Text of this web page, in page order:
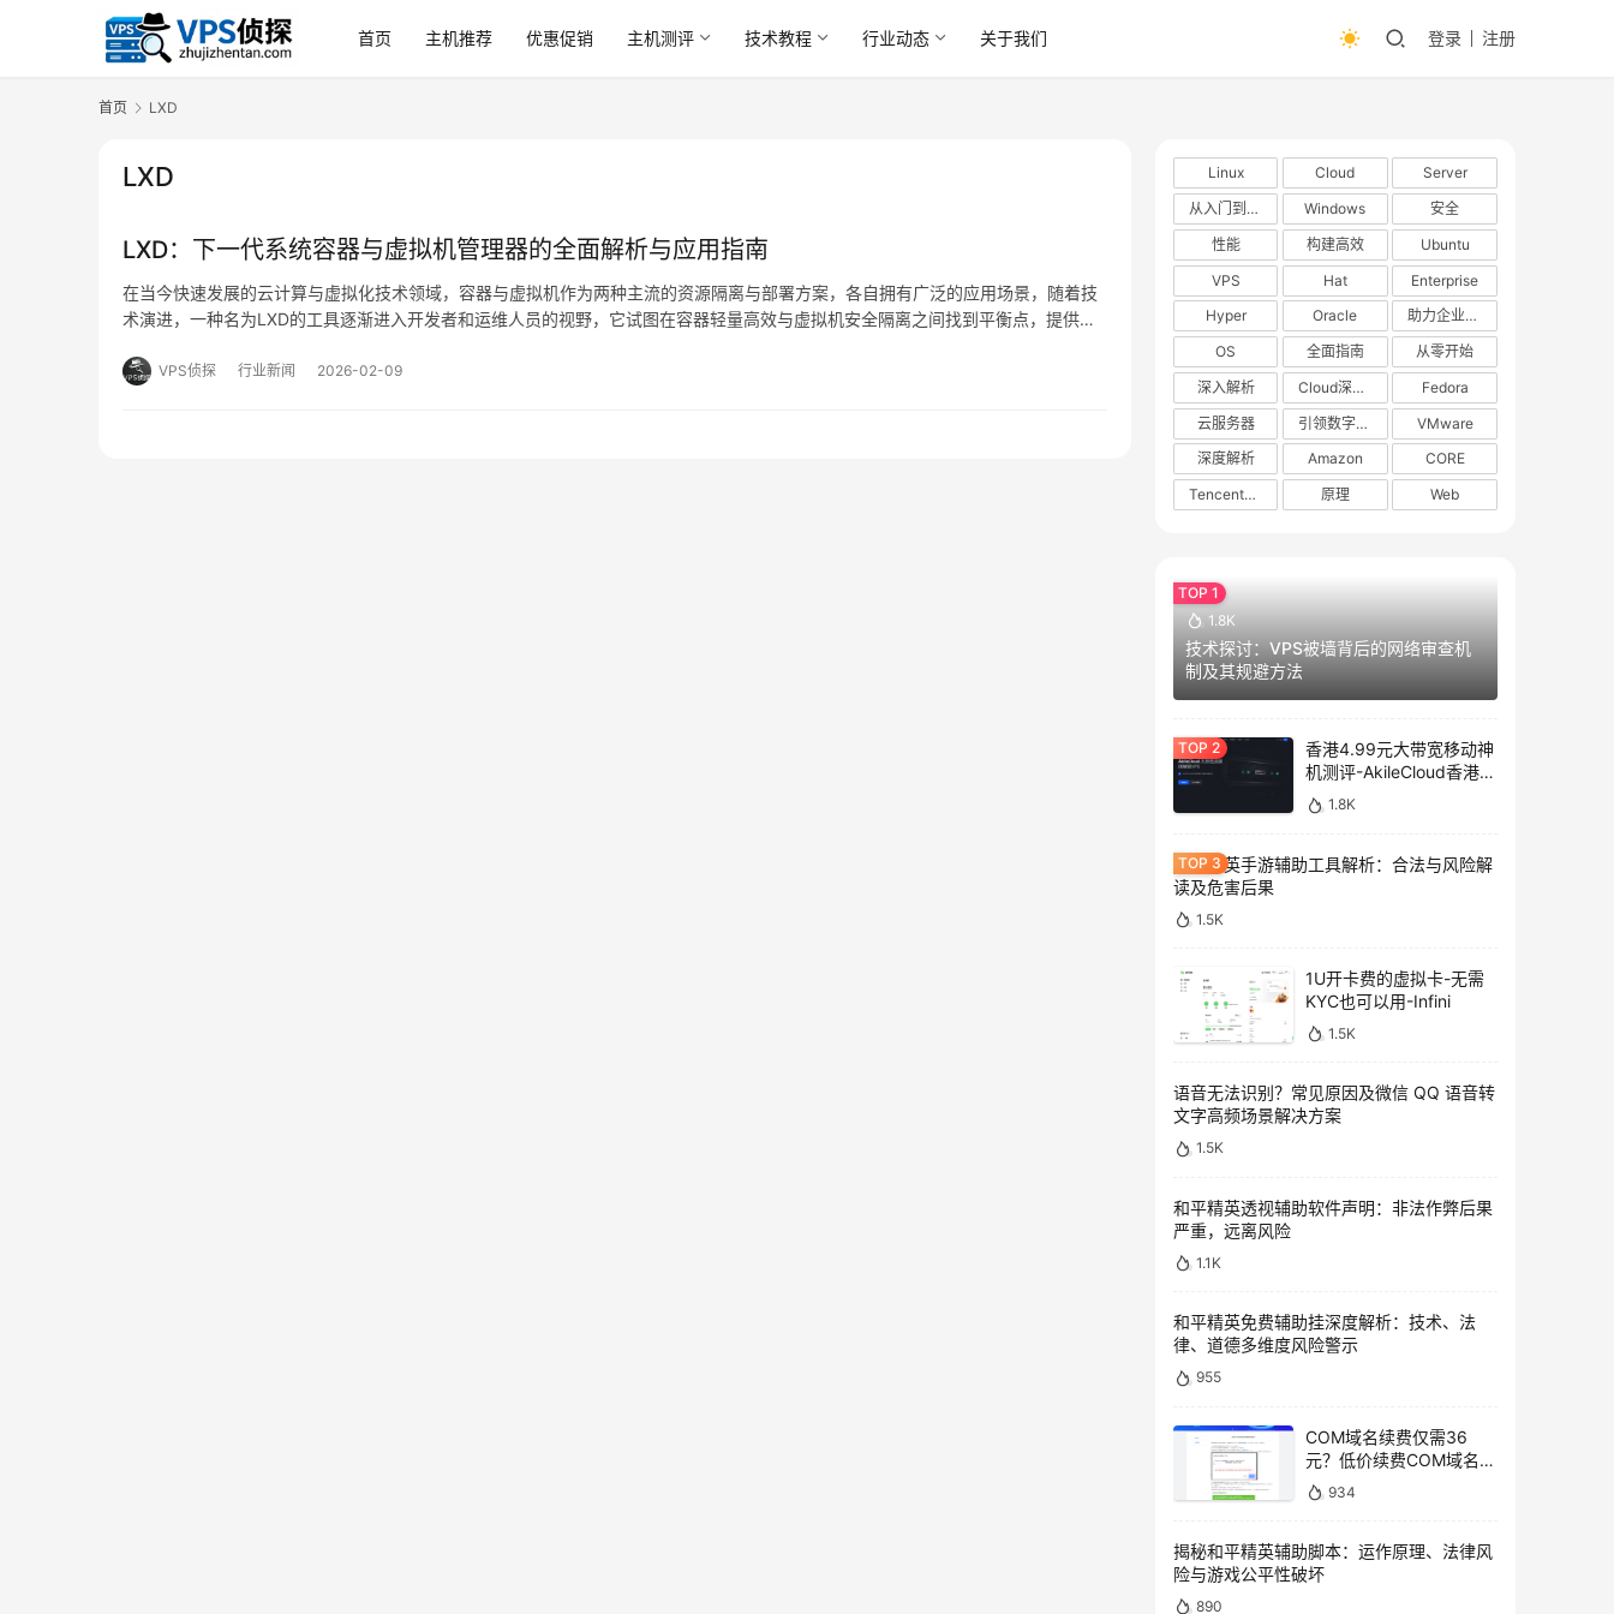
首页 主机推荐 优惠促销 主机测评 技术教程 行业动态 关于我们 登录 注册
首页 LXD
LXD
LXD：下一代系统容器与虚拟机管理器的全面解析与应用指南
在当今快速发展的云计算与虚拟化技术领域，容器与虚拟机作为两种主流的资源隔离与部署方案，各自拥有广泛的应用场景，随着技
术演进，一种名为LXD的工具逐渐进入开发者和运维人员的视野，它试图在容器轻量高效与虚拟机安全隔离之间找到平衡点，提供一
VPS侦探 行业新闻 2026-02-09
Linux Cloud
Server
从入门到精通
Windows
安全
性能
构建高效
Ubuntu
VPS
Hat
Enterprise
Hyper
Oracle
助力企业数字化转型
OS
全面指南
从零开始
深入解析
Cloud深度解析
Fedora
云服务器
引领数字化转型
VMware
深度解析
Amazon
CORE
TencentOS
原理 Web
1.8K
技术探讨：VPS被墙背后的网络审查机
制及其规避方法
香港4.99元大带宽移动神
机测评-AkileCloud香港大
带宽服务器测评
1.8K
和平精英手游辅助工具解析：合法与风险解
读及危害后果
1.5K
1U开卡费的虚拟卡-无需
KYC也可以用-Infini
1.5K
语音无法识别？常见原因及微信 QQ 语音转
文字高频场景解决方案
1.5K
和平精英透视辅助软件声明：非法作弊后果
严重，远离风险
1.1K
和平精英免费辅助挂深度解析：技术、法
律、道德多维度风险警示
955
COM域名续费仅需36
元？低价续费COM域名教
程 934
揭秘和平精英辅助脚本：运作原理、法律风
险与游戏公平性破坏
890